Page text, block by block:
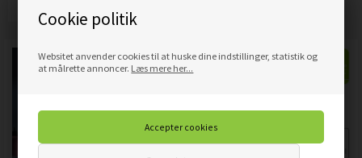
Cookie politik
Websitet anvender cookies til at huske dine indstillinger, statistik og
at målrette annoncer. Læs mere her...